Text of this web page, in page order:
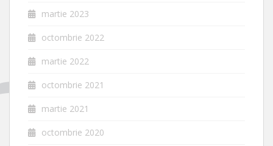
martie 2023
octombrie 2022
martie 2022
octombrie 2021
martie 2021
octombrie 2020